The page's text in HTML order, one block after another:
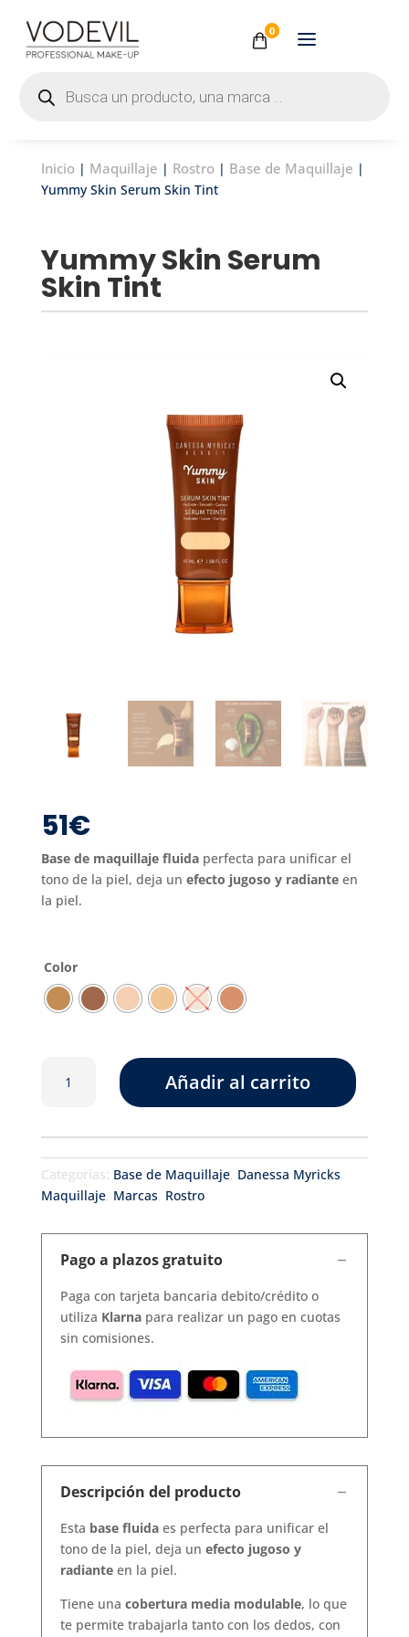
0
productos
Inicio| Maquillaje | Rostro| Base de Maquillaje |
Yummy Skin Serum Skin Tint
Yummy Skin Serum
Skin Tint
51€
Base de maquillaje fluidaperfecta para unificar el
tono de la piel, deja un efecto jugoso y radianteen
la piel.
Color
cantidad
Añadir al carrito
Categorías: Base de Maquillaje, Danessa Myricks,
Maquillaje, Marcas, Rostro
Pago a plazos gratuito
Paga con tarjeta bancaria debito/crédito o
utiliza Klarnapara realizar un pago en cuotas
sin comisiones.
Descripción del producto
Esta base fluidaes perfecta para unificar el
tono de la piel, deja un efecto jugoso y
radianteen la piel.
Tiene una cobertura media modulable, lo que
te permite trabajarla tanto con los dedos, con